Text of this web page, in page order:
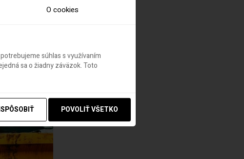
O cookies
súhlas s využívaním
sa o žiadny záväzok. Toto
POVOLIŤ VŠETKO